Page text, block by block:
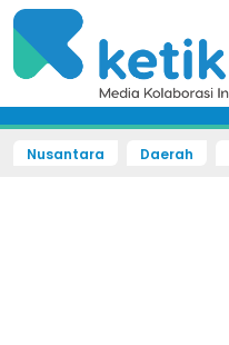
Nusantara Daerah